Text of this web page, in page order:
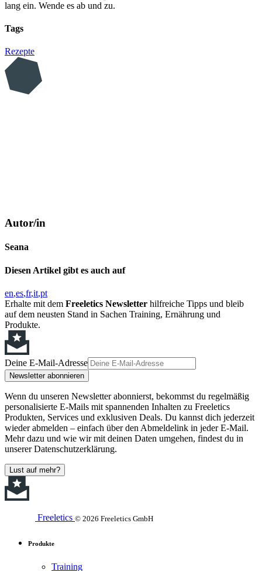
lang ein. Wende es ab und zu.
Tags
Rezepte
Autor/in
Seana
Diesen Artikel gibt es auch auf
en es fr it pt
Erhalte mit dem Freeletics Newsletter hilfreiche Tipps und bleib
auf dem neusten Stand in Sachen Training, Ernährung und
Produkte.
Deine E-Mail-Adresse
Newsletter abonnieren
Wenn du unseren Newsletter abonnierst, bekommst du regelmäßig
personalisierte E-Mails mit spannenden Inhalten zu Freeletics
Produkten, Services und exklusiven Deals. Du kannst dich jederzeit
wieder abmelden – einfach über den Abmeldelink in jeder E-Mail.
Mehr dazu und wie wir mit deinen Daten umgehen, findest du in
unserer Datenschutzerklärung.
Lust auf mehr?
Freeletics © 2026 Freeletics GmbH
Produkte
Training